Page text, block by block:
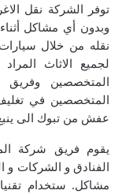
توفر الشركة نقل
وبدون أي مشاكل
نقله من خلال
لجميع الاثاث
المتخصصين وفريق
المتخصصين في
عفش من تبوك الى
يقوم فريق شركة
الفنادق و الشركات و
مشاكل. ستخدام